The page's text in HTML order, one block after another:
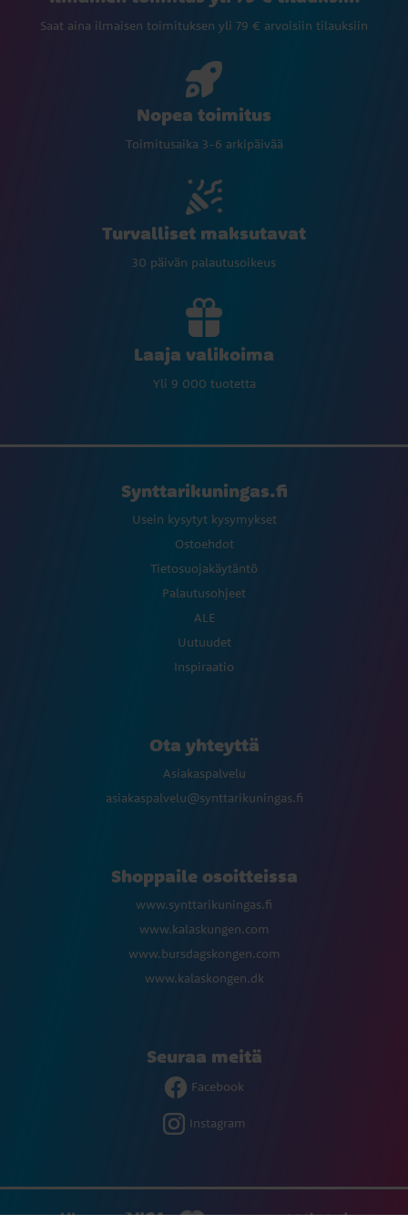
Saat aina ilmaisen toimituksen yli 79 € arvoisiin tilauksiin
Nopea toimitus
Toimitusaika 3-6 arkipäivää
Turvalliset maksutavat
30 päivän palautusoikeus
Laaja valikoima
Yli 9 000 tuotetta
Synttarikuningas.fi
Usein kysytyt kysymykset
Ostoehdot
Tietosuojakäytäntö
Palautusohjeet
ALE
Uutuudet
Inspiraatio
Ota yhteyttä
Asiakaspalvelu
asiakaspalvelu@synttarikuningas.fi
Shoppaile osoitteissa
www.synttarikuningas.fi
www.kalaskungen.com
www.bursdagskongen.com
www.kalaskongen.dk
Seuraa meitä
Facebook
Instagram